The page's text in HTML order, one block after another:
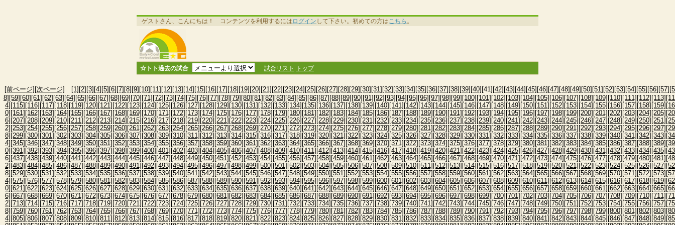
ゲストさん、こんにちは！ コンテンツを利用するには ログイン して下さい。初めての方はこちら 。
☆トト過去の試合 試合リスト トップ
[前ページ] [次ページ] [1] [2] [3] [4] [5] [6] [7] [8] [9] [10] [11] [12] [13] [14] [15] [16] [17] [18] [19] [20] [21] [22] [23] [24] [25] [26] [27] [28] [29] [30] [31] [32] [33] [34] [35] [36] [37] [38] [39] [40] [41] [42] [43] [44] [45] [46] [47] [48] [49] [50] [51] [52] [53] [54] [55] [56] [57] [5
8] [59] [60] [61] [62] [63] [64] [65] [66] [67] [68] [69] [70] [71] [72] [73] [74] [75] [76] [77] [78] [79] [80] [81] [82] [83] [84] [85] [86] [87] [88] [89] [90] [91] [92] [93] [94] [95] [96] [97] [98] [99] [100] [101] [102] [103] [104] [105] [106] [107] [108] [109] [110] [111] [112] [113] [11
4] [115] [116] [117] [118] [119] [120] [121] [122] [123] [124] [125] [126] [127] [128] [129] [130] [131] [132] [133] [134] [135] [136] [137] [138] [139] [140] [141] [142] [143] [144] [145] [146] [147] [148] [149] [150] [151] [152] [153] [154] [155] [156] [157] [158] [159] [16
0] [161] [162] [163] [164] [165] [166] [167] [168] [169] [170] [171] [172] [173] [174] [175] [176] [177] [178] [179] [180] [181] [182] [183] [184] [185] [186] [187] [188] [189] [190] [191] [192] [193] [194] [195] [196] [197] [198] [199] [200] [201] [202] [203] [204] [205] [20
6] [207] [208] [209] [210] [211] [212] [213] [214] [215] [216] [217] [218] [219] [220] [221] [222] [223] [224] [225] [226] [227] [228] [229] [230] [231] [232] [233] [234] [235] [236] [237] [238] [239] [240] [241] [242] [243] [244] [245] [246] [247] [248] [249] [250] [251] [25
2] [253] [254] [255] [256] [257] [258] [259] [260] [261] [262] [263] [264] [265] [266] [267] [268] [269] [270] [271] [272] [273] [274] [275] [276] [277] [278] [279] [280] [281] [282] [283] [284] [285] [286] [287] [288] [289] [290] [291] [292] [293] [294] [295] [296] [297] [29
8] [299] [300] [301] [302] [303] [304] [305] [306] [307] [308] [309] [310] [311] [312] [313] [314] [315] [316] [317] [318] [319] [320] [321] [322] [323] [324] [325] [326] [327] [328] [329] [330] [331] [332] [333] [334] [335] [336] [337] [338] [339] [340] [341] [342] [343] [34
4] [345] [346] [347] [348] [349] [350] [351] [352] [353] [354] [355] [356] [357] [358] [359] [360] [361] [362] [363] [364] [365] [366] [367] [368] [369] [370] [371] [372] [373] [374] [375] [376] [377] [378] [379] [380] [381] [382] [383] [384] [385] [386] [387] [388] [389] [39
0] [391] [392] [393] [394] [395] [396] [397] [398] [399] [400] [401] [402] [403] [404] [405] [406] [407] [408] [409] [410] [411] [412] [413] [414] [415] [416] [417] [418] [419] [420] [421] [422] [423] [424] [425] [426] [427] [428] [429] [430] [431] [432] [433] [434] [435] [43
6] [437] [438] [439] [440] [441] [442] [443] [444] [445] [446] [447] [448] [449] [450] [451] [452] [453] [454] [455] [456] [457] [458] [459] [460] [461] [462] [463] [464] [465] [466] [467] [468] [469] [470] [471] [472] [473] [474] [475] [476] [477] [478] [479] [480] [481] [48
2] [483] [484] [485] [486] [487] [488] [489] [490] [491] [492] [493] [494] [495] [496] [497] [498] [499] [500] [501] [502] [503] [504] [505] [506] [507] [508] [509] [510] [511] [512] [513] [514] [515] [516] [517] [518] [519] [520] [521] [522] [523] [524] [525] [526] [527] [52
8] [529] [530] [531] [532] [533] [534] [535] [536] [537] [538] [539] [540] [541] [542] [543] [544] [545] [546] [547] [548] [549] [550] [551] [552] [553] [554] [555] [556] [557] [558] [559] [560] [561] [562] [563] [564] [565] [566] [567] [568] [569] [570] [571] [572] [573] [57
4] [575] [576] [577] [578] [579] [580] [581] [582] [583] [584] [585] [586] [587] [588] [589] [590] [591] [592] [593] [594] [595] [596] [597] [598] [599] [600] [601] [602] [603] [604] [605] [606] [607] [608] [609] [610] [611] [612] [613] [614] [615] [616] [617] [618] [619] [62
0] [621] [622] [623] [624] [625] [626] [627] [628] [629] [630] [631] [632] [633] [634] [635] [636] [637] [638] [639] [640] [641] [642] [643] [644] [645] [646] [647] [648] [649] [650] [651] [652] [653] [654] [655] [656] [657] [658] [659] [660] [661] [662] [663] [664] [665] [66
6] [667] [668] [669] [670] [671] [672] [673] [674] [675] [676] [677] [678] [679] [680] [681] [682] [683] [684] [685] [686] [687] [688] [689] [690] [691] [692] [693] [694] [695] [696] [697] [698] [699] [700] [701] [702] [703] [704] [705] [706] [707] [708] [709] [710] [711] [71
2] [713] [714] [715] [716] [717] [718] [719] [720] [721] [722] [723] [724] [725] [726] [727] [728] [729] [730] [731] [732] [733] [734] [735] [736] [737] [738] [739] [740] [741] [742] [743] [744] [745] [746] [747] [748] [749] [750] [751] [752] [753] [754] [755] [756] [757] [75
8] [759] [760] [761] [762] [763] [764] [765] [766] [767] [768] [769] [770] [771] [772] [773] [774] [775] [776] [777] [778] [779] [780] [781] [782] [783] [784] [785] [786] [787] [788] [789] [790] [791] [792] [793] [794] [795] [796] [797] [798] [799] [800] [801] [802] [803] [80
4] [805] [806] [807] [808] [809] [810] [811] [812] [813] [814] [815] [816] [817] [818] [819] [820] [821] [822] [823] [824] [825] [826] [827] [828] [829] [830] [831] [832] [833] [834] [835] [836] [837] [838] [839] [840] [841] [842] [843] [844] [845] [846] [847] [848] [849] [85